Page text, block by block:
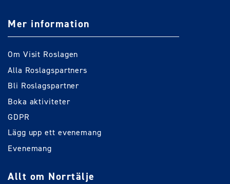
Mer information
Om Visit Roslagen
Alla Roslagspartners
Bli Roslagspartner
Boka aktiviteter
GDPR
Lägg upp ett evenemang
Evenemang
Allt om Norrtälje